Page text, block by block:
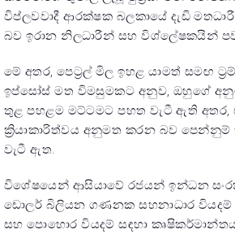
විප්ලවවාදී ආරක්ෂක බලකායේ දැඩි
බව ඉරාන නිලධාරීන් සහ විශ්ලේෂකයින්
මේ අතර, පෙට්‍රල් මිල ඉහළ යාමත් සමඟ
ඉප්සෝස් මත විමසුමකට අනුව, ඔහුගේ
තුළ පහළම මට්ටමට පහත වැටී ඇති
ක්‍රියාකාරිත්වය අනුමත කරන බව
වැටී ඇත.
විශේෂයෙන් ආසියාවේ රජයන් ඉන්ධන
ඩොලර් බිලියන ගණනක සහනාධාර වියදම්
සහ පොහොර වියදම් සඳහා